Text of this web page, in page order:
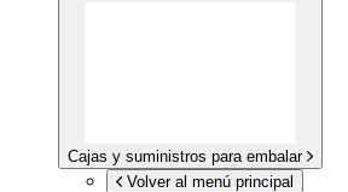
Cajas y suministros para embalar
Volver al menú principal